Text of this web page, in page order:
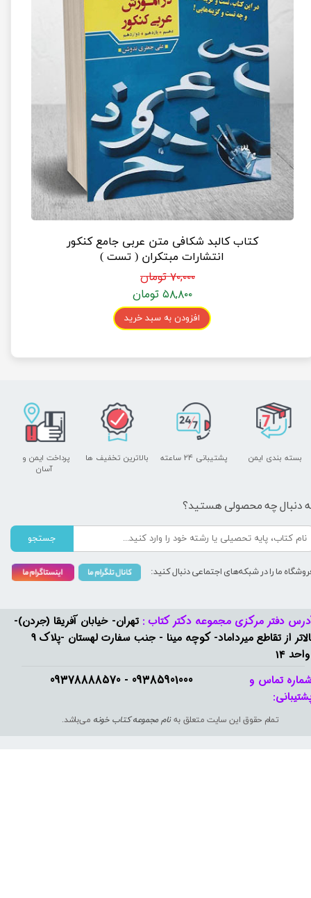
کتاب کالبد شکافی متن عربی جامع کنکور
انتشارات مبتکران ( تست )
۷۰,۰۰۰ تومان
۵۸,۸۰۰ تومان
افزودن به سبد خرید
09385901000 - 09378888570​​​​​​​
دفتر مرکزی مجموعه دکتر کتاب : تهران- خیابان آفریقا (جردن)-
بالاتر از تقاطع میرداماد- کوچه مینا - جنب سفارت لهستان -پلاک 9
14
تمام حقوق این سایت متعلق بهنام مجموعه کتاب خونه می‌باشد.
تماس و
پشتیبانی ۲۴ ساعته
پرداخت ایمن و ​​​​​​​
آسان
بسته بندی ایمن بالاترین تخفیف ها
دنبال چه محصولی هستید؟
جستجو
ما را در شبکه‌های اجتماعی دنبال کنید: